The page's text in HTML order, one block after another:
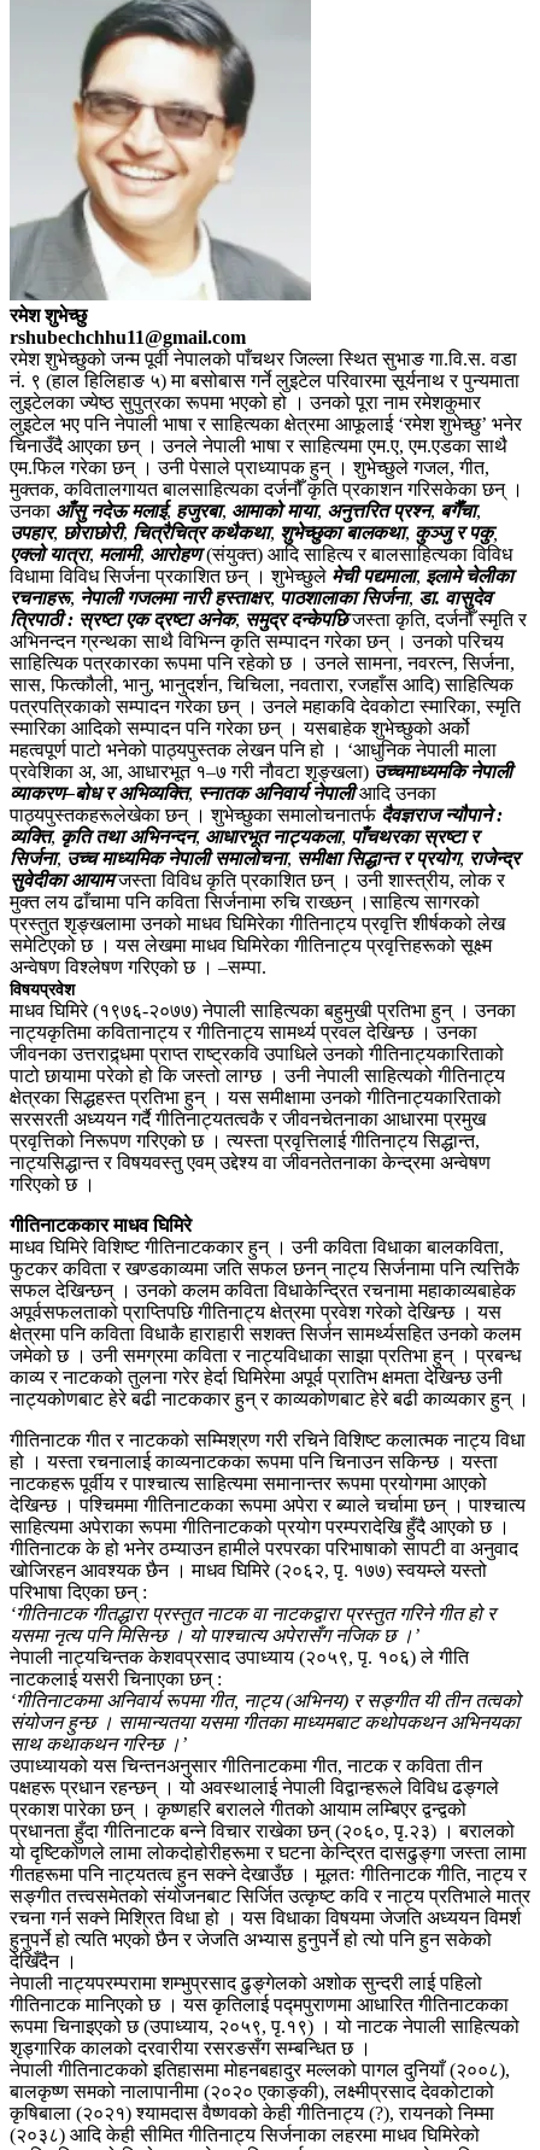
रमेश शुभेच्छु
rshubechchhu11@gmail.com
रमेश शुभेच्छुको जन्म पूर्वी नेपालको पाँचथर जिल्ला स्थित सुभाङ गा.वि.स. वडा
नं. ९ (हाल हिलिहाङ ५) मा बसोबास गर्ने लुइटेल परिवारमा सूर्यनाथ र पुन्यमाता
लुइटेलका ज्येष्ठ सुपुत्रका रूपमा भएको हो । उनको पूरा नाम रमेशकुमार
लुइटेल भए पनि नेपाली भाषा र साहित्यका क्षेत्रमा आफूलाई ‘रमेश शुभेच्छु’ भनेर
चिनाउँदै आएका छन् । उनले नेपाली भाषा र साहित्यमा एम.ए, एम.एडका साथै
एम.फिल गरेका छन् । उनी पेसाले प्राध्यापक हुन् । शुभेच्छुले गजल, गीत,
मुक्तक, कवितालगायत बालसाहित्यका दर्जनौँ कृति प्रकाशन गरिसकेका छन् ।
उनका आँसु नदेऊ मलाई, हजुरबा, आमाको माया, अनुत्तरित प्रश्न, बगैँचा,
उपहार, छोराछोरी, चित्रैचित्र कथैकथा, शुभेच्छुका बालकथा, कुञ्जु र पकु,
एक्लो यात्रा, मलामी, आरोहण(संयुक्त) आदि साहित्य र बालसाहित्यका विविध
विधामा विविध सिर्जना प्रकाशित छन् । शुभेच्छुले मेची पद्यमाला, इलामे चेलीका
रचनाहरू, नेपाली गजलमा नारी हस्ताक्षर, पाठशालाका सिर्जना, डा. वासुदेव
त्रिपाठी : स्रष्टा एक द्रष्टा अनेक, समुद्र दन्केपछिजस्ता कृति, दर्जनौँ स्मृति र
अभिनन्दन ग्रन्थका साथै विभिन्न कृति सम्पादन गरेका छन् । उनको परिचय
साहित्यिक पत्रकारका रूपमा पनि रहेको छ । उनले सामना, नवरत्न, सिर्जना,
सास, फित्कौली, भानु, भानुदर्शन, चिचिला, नवतारा, रजहाँस आदि) साहित्यिक
पत्रपत्रिकाको सम्पादन गरेका छन् । उनले महाकवि देवकोटा स्मारिका, स्मृति
स्मारिका आदिको सम्पादन पनि गरेका छन् । यसबाहेक शुभेच्छुको अर्को
महत्वपूर्ण पाटो भनेको पाठ्यपुस्तक लेखन पनि हो । ‘आधुनिक नेपाली माला
प्रवेशिका अ, आ, आधारभूत १–७ गरी नौवटा शृङ्खला) उच्चमाध्यमकि नेपाली
व्याकरण–बोध र अभिव्यक्ति, स्नातक अनिवार्य नेपालीआदि उनका
पाठ्यपुस्तकहरूलेखेका छन् । शुभेच्छुका समालोचनातर्फ दैवज्ञराज न्यौपाने :
व्यक्ति, कृति तथा अभिनन्दन, आधारभूत नाट्यकला, पाँचथरका स्रष्टा र
सिर्जना, उच्च माध्यमिक नेपाली समालोचना, समीक्षा सिद्धान्त र प्रयोग, राजेन्द्र
सुवेदीका आयामजस्ता विविध कृति प्रकाशित छन् । उनी शास्त्रीय, लोक र
मुक्त लय ढाँचामा पनि कविता सिर्जनामा रुचि राख्छन् ।साहित्य सागरको
प्रस्तुत शृङ्खलामा उनको माधव घिमिरेका गीतिनाट्य प्रवृत्ति शीर्षकको लेख
समेटिएको छ । यस लेखमा माधव घिमिरेका गीतिनाट्य प्रवृत्तिहरूको सूक्ष्म
अन्वेषण विश्लेषण गरिएको छ । –​सम्पा.
विषयप्रवेश
माधव घिमिरे (१९७६-२०७७) नेपाली साहित्यका बहुमुखी प्रतिभा हुन् । उनका
नाट्यकृतिमा कवितानाट्य र गीतिनाट्य सामर्थ्य प्रवल देखिन्छ । उनका
जीवनका उत्तराद्र्धमा प्राप्त राष्ट्रकवि उपाधिले उनको गीतिनाट्यकारिताको
पाटो छायामा परेको हो कि जस्तो लाग्छ । उनी नेपाली साहित्यको गीतिनाट्य
क्षेत्रका सिद्धहस्त प्रतिभा हुन् । यस समीक्षामा उनको गीतिनाट्यकारिताको
सरसरती अध्ययन गर्दै गीतिनाट्यतत्वकै र जीवनचेतनाका आधारमा प्रमुख
प्रवृत्तिको निरूपण गरिएको छ । त्यस्ता प्रवृत्तिलाई गीतिनाट्य सिद्धान्त,
नाट्यसिद्धान्त र विषयवस्तु एवम् उद्देश्य वा जीवनतेतनाका केन्द्रमा अन्वेषण
गरिएको छ ।
गीतिनाटककार माधव घिमिरे
माधव घिमिरे विशिष्ट गीतिनाटककार हुन् । उनी कविता विधाका बालकविता,
फुटकर कविता र खण्डकाव्यमा जति सफल छनन् नाट्य सिर्जनामा पनि त्यत्तिकै
सफल देखिन्छन् । उनको कलम कविता विधाकेन्द्रित रचनामा महाकाव्यबाहेक
अपूर्वसफलताको प्राप्तिपछि गीतिनाट्य क्षेत्रमा प्रवेश गरेको देखिन्छ । यस
क्षेत्रमा पनि कविता विधाकै हाराहारी सशक्त सिर्जन सामर्थ्यसहित उनको कलम
जमेको छ । उनी समग्रमा कविता र नाट्यविधाका साझा प्रतिभा हुन् । प्रबन्ध
काव्य र नाटकको तुलना गरेर हेर्दा घिमिरेमा अपूर्व प्रातिभ क्षमता देखिन्छ उनी
नाट्यकोणबाट हेरे बढी नाटककार हुन् र काव्यकोणबाट हेरे बढी काव्यकार हुन् ।
गीतिनाटक गीत र नाटकको सम्मिश्रण गरी रचिने विशिष्ट कलात्मक नाट्य विधा
हो । यस्ता रचनालाई काव्यनाटकका रूपमा पनि चिनाउन सकिन्छ । यस्ता
नाटकहरू पूर्वीय र पाश्चात्य साहित्यमा समानान्तर रूपमा प्रयोगमा आएको
देखिन्छ । पश्चिममा गीतिनाटकका रूपमा अपेरा र ब्याले चर्चामा छन् । पाश्चात्य
साहित्यमा अपेराका रूपमा गीतिनाटकको प्रयोग परम्परादेखि हुँदै आएको छ ।
गीतिनाटक के हो भनेर ठम्याउन हामीले परपरका परिभाषाको सापटी वा अनुवाद
खोजिरहन आवश्यक छैन । माधव घिमिरे (२०६२, पृ. १७७) स्वयम्ले यस्तो
परिभाषा दिएका छन् :
‘गीतिनाटक गीतद्धारा प्रस्तुत नाटक वा नाटकद्वारा प्रस्तुत गरिने गीत हो र
यसमा नृत्य पनि मिसिन्छ । यो पाश्चात्य अपेरासँग नजिक छ ।’
नेपाली नाट्यचिन्तक केशवप्रसाद उपाध्याय (२०५९, पृ. १०६) ले गीति
नाटकलाई यसरी चिनाएका छन् :
‘गीतिनाटकमा अनिवार्य रूपमा गीत, नाट्य (अभिनय) र सङ्गीत यी तीन तत्वको
संयोजन हुन्छ । सामान्यतया यसमा गीतका माध्यमबाट कथोपकथन अभिनयका
साथ कथाकथन गरिन्छ ।’
उपाध्यायको यस चिन्तनअनुसार गीतिनाटकमा गीत, नाटक र कविता तीन
पक्षहरू प्रधान रहन्छन् । यो अवस्थालाई नेपाली विद्वान्हरूले विविध ढङ्गले
प्रकाश पारेका छन् । कृष्णहरि बरालले गीतको आयाम लम्बिएर द्वन्द्वको
प्रधानता हुँदा गीतिनाटक बन्ने विचार राखेका छन् (२०६०, पृ.२३) । बरालको
यो दृष्टिकोणले लामा लोकदोहोरीहरूमा र घटना केन्द्रित दासढुङ्गा जस्ता लामा
गीतहरूमा पनि नाट्यतत्व हुन सक्ने देखाउँछ । मूलतः गीतिनाटक गीति, नाट्य र
सङ्गीत तत्त्वसमेतको संयोजनबाट सिर्जित उत्कृष्ट कवि र नाट्य प्रतिभाले मात्र
रचना गर्न सक्ने मिश्रित विधा हो । यस विधाका विषयमा जेजति अध्ययन विमर्श
हुनुपर्ने हो त्यति भएको छैन र जेजति अभ्यास हुनुपर्ने हो त्यो पनि हुन सकेको
देखिँदैन ।
नेपाली नाट्यपरम्परामा शम्भुप्रसाद ढुङ्गेलको अशोक सुन्दरी लाई पहिलो
गीतिनाटक मानिएको छ । यस कृतिलाई पद्मपुराणमा आधारित गीतिनाटकका
रूपमा चिनाइएको छ (उपाध्याय, २०५९, पृ.१९) । यो नाटक नेपाली साहित्यको
शृड्गारिक कालको दरवारीया रसरङसँग सम्बन्धित छ ।
नेपाली गीतिनाटकको इतिहासमा मोहनबहादुर मल्लको पागल दुनियाँ (२००८),
बालकृष्ण समको नालापानीमा (२०२० एकाङ्की), लक्ष्मीप्रसाद देवकोटाको
कृषिबाला (२०२१) श्यामदास वैष्णवको केही गीतिनाट्य (?), रायनको निम्मा
(२०३८) आदि केही सीमित गीतिनाट्य सिर्जनाका लहरमा माधव घिमिरेको